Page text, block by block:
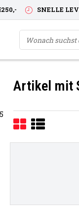
SNELLE
5
Artikel mit